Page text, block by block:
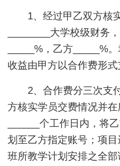
1、经过甲乙双方核
________大学校级财务
_____%，乙方_____%
收益由甲方以合作费形式
2、合作费分三次支
方核实学员交费情况并
______个工作日内，将
划至乙方指定账号；项
班所教学计划安排之全